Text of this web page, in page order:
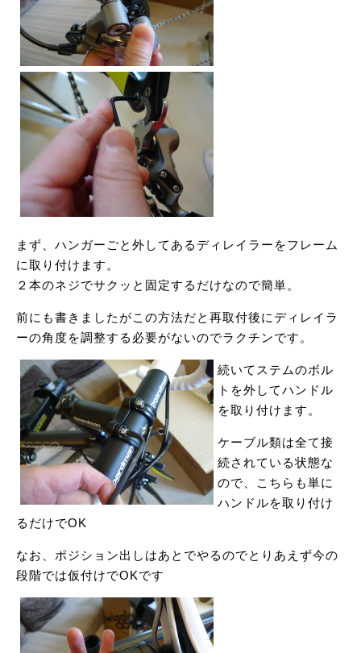
まず、ハンガーごと外してあるディレイラーをフレーム
に取り付けます。
２本のネジでサクッと固定するだけなので簡単。
前にも書きましたがこの方法だと再取付後にディレイラ
ーの角度を調整する必要がないのでラクチンです。
続いてステムのボル
トを外してハンドル
を取り付けます。
ケーブル類は全て接
続されている状態な
ので、こちらも単に
ハンドルを取り付け
るだけでOK
なお、ポジション出しはあとでやるのでとりあえず今の
段階では仮付けでOKです